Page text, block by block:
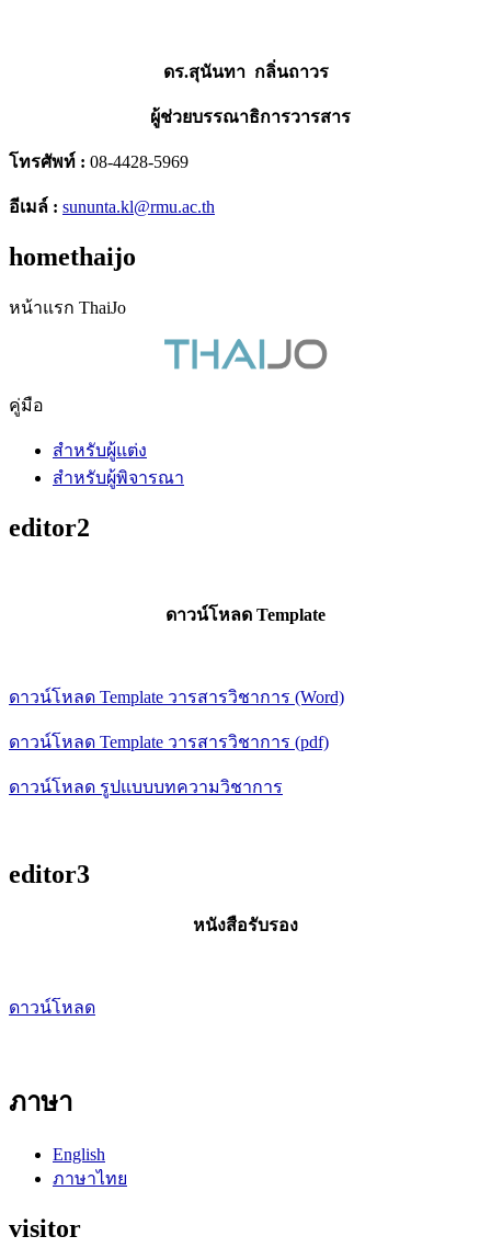
ดร.สุนันทา กลิ่นถาวร
ผู้ช่วยบรรณาธิการวารสาร
โทรศัพท์ : 08-4428-5969
อีเมล์ : sununta.kl@rmu.ac.th
homethaijo
หน้าแรก ThaiJo
คู่มือ
สำหรับผู้แต่ง
สำหรับผู้พิจารณา
editor2
ดาวน์โหลด Template
ดาวน์โหลด Template วารสารวิชาการ (Word)
ดาวน์โหลด Template วารสารวิชาการ (pdf)
ดาวน์โหลด รูปแบบบทความวิชาการ
editor3
หนังสือรับรอง
ดาวน์โหลด
ภาษา
English
ภาษาไทย
visitor